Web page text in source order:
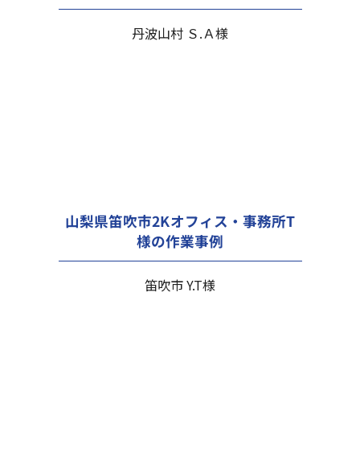
丹波山村 Ｓ.Ａ様
山梨県笛吹市2Kオフィス・事務所T
様の作業事例
笛吹市 Y.T様